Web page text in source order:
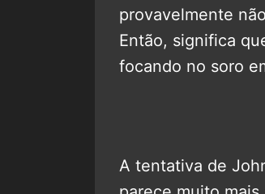
provavelmente
Então, significa
focando no soro
A tentativa de